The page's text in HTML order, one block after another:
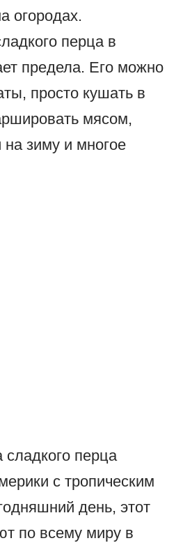
огородах.
перца в
предела. Его можно
просто кушать в
мясом,
на зиму и многое
перца
с тропическим
день, этот
по всему миру в